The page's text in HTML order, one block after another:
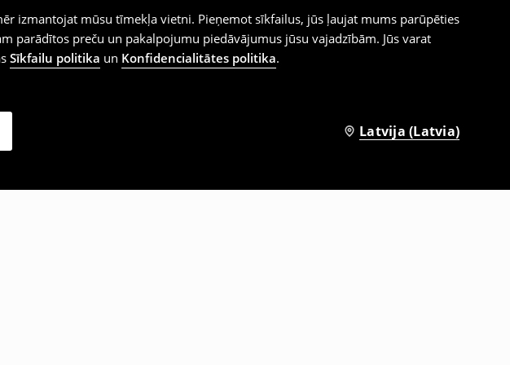
izmantojat mūsu tīmekļa vietni. Pieņemot sīkfailus, jūs ļaujat mums parūpēties
parādītos preču un pakalpojumu piedāvājumus jūsu vajadzībām. Jūs varat
Sīkfailu politika un Konfidencialitātes politika.
Latvija (Latvia)